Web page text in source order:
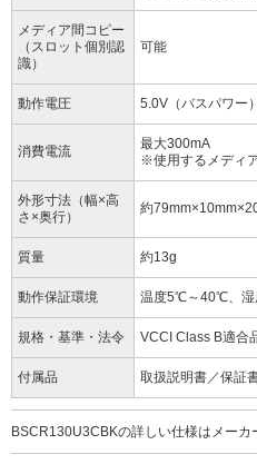
メディア間コピー
（スロット個別認
識）
可能
動作電圧 5.0V（バスパワー）
消費電流
最大300mA
※使用するメディ
外形寸法（幅×高
さ×奥行）
約
質量 約13g
動作保証環境 温度5℃～40℃、湿
規格・基準・法令 VCCI Class B適合
付属品 取扱説明書／保証
BSCR130U3CBKの詳しい仕様は メーカ